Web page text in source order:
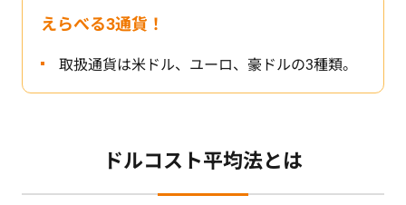
えらべる3通貨！
取扱通貨は米ドル、ユーロ、豪ドルの3種類。
ドルコスト平均法とは